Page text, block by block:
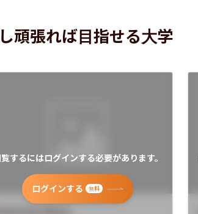
頑張れば目指せる大学
するにはログインする必要があります。
ログインする 無料